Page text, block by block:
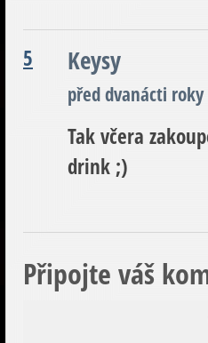
5 Keysy
před dvanácti roky
Tak včera
drink ;)
Připojte váš